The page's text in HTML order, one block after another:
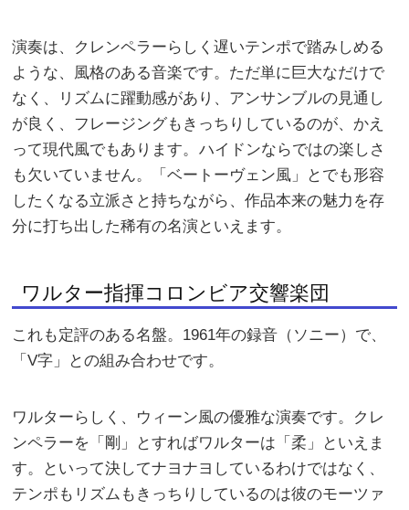
演奏は、クレンペラーらしく遅いテンポで踏みしめる
ような、風格のある音楽です。ただ単に巨大なだけで
なく、リズムに躍動感があり、アンサンブルの見通し
が良く、フレージングもきっちりしているのが、かえ
って現代風でもあります。 ハイドンならではの楽しさ
も欠いていません。「ベートーヴェン風」とでも形容
したくなる立派さと持ちながら、作品本来の魅力を存
分に打ち出した稀有の名演といえます。
ワルター指揮コロンビア交響楽団
これも定評のある名盤。1961年の録音（ソニー）で、
「V字」との組み合わせです。
ワルターらしく、ウィーン風の優雅な演奏です。クレ
ンペラーを「剛」とすればワルターは「柔」といえま
す。といって決してナヨナヨしているわけではなく、
テンポもリズムもきっちりしているのは彼のモーツァ